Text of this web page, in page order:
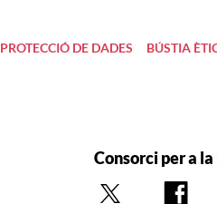
PROTECCIÓ DE DADES BÚSTIA
Consorci per a